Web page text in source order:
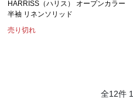
HARRISS（ハリス） オープンカラー
半袖 リネンソリッド
売り切れ
全12件 1